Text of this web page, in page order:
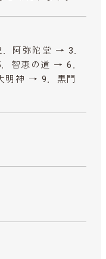
阿弥陀堂 → 3．
智恵の道 → 6．
明神 → 9．黒門